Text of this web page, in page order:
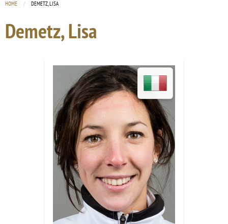
HOME CURRENT:
DEMETZ, LISA
Demetz, Lisa